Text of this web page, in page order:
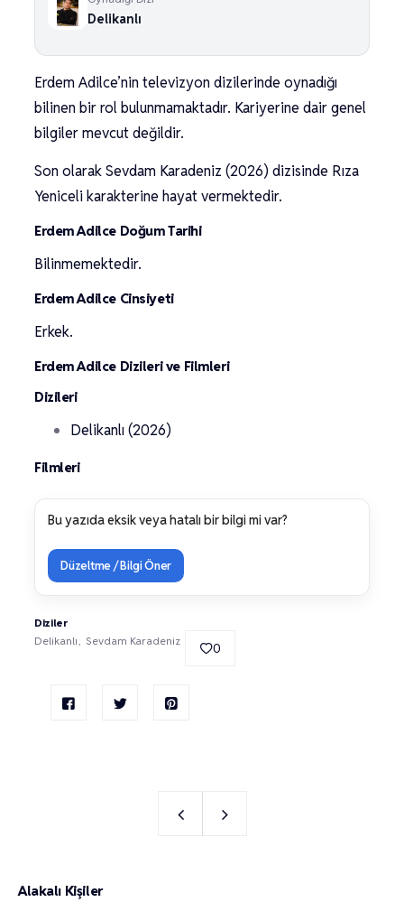
Delikanlı
Erdem Adilce’nin televizyon dizilerinde oynadığı
bilinen bir rol bulunmamaktadır. Kariyerine dair genel
bilgiler mevcut değildir.
Son olarak Sevdam Karadeniz (2026) dizisinde Rıza
Yeniceli karakterine hayat vermektedir.
Erdem Adilce Doğum Tarihi
Bilinmemektedir.
Erdem Adilce Cinsiyeti
Erkek.
Erdem Adilce Dizileri ve Filmleri
Dizileri
Delikanlı (2026)
Filmleri
Bu yazıda eksik veya hatalı bir bilgi mi var?
Düzeltme / Bilgi Öner
Diziler
Delikanlı
Sevdam Karadeniz 0
Alakalı Kişiler